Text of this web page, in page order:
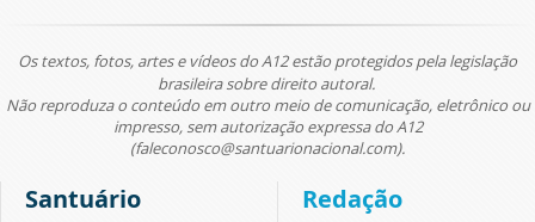
Os textos, fotos, artes e vídeos do A12 estão protegidos pela legislação
brasileira sobre direito autoral.
Não reproduza o conteúdo em outro meio de comunicação, eletrônico ou
impresso, sem autorização expressa do A12
(faleconosco@santuarionacional.com).
Santuário Redação